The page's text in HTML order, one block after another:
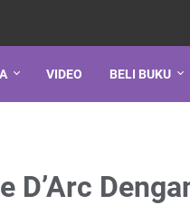
VIDEO BELI BUKU